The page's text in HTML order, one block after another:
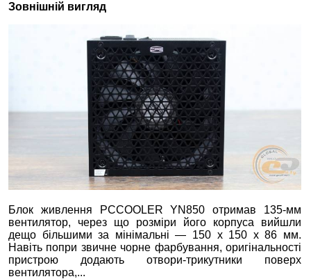
Зовнішній вигляд
Блок живлення PCCOOLER YN850 отримав 135-мм
вентилятор, через що розміри його корпуса вийшли
дещо більшими за мінімальні — 150 х 150 х 86 мм.
Навіть попри звичне чорне фарбування, оригінальності
пристрою додають отвори-трикутники поверх
вентилятора,...